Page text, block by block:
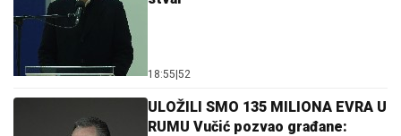
18:55|52
ULOŽILI SMO 135 MILIONA EVRA U
RUMU Vučić pozvao građane: